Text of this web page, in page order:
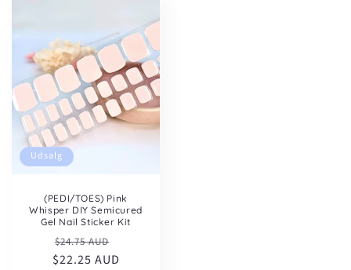
Udsalg
(PEDI/TOES) Pink
Whisper DIY Semicured
Gel Nail Sticker Kit
Normalpris
$24.75 AUD
$22.25 AUD